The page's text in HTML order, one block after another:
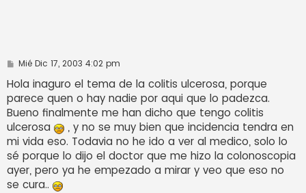
M
n
s
a
e
Mié Dic 17, 2003 4:02 pm
Hola inaguro el tema de la colitis ulcerosa, porque
parece quen o hay nadie por aqui que lo padezca.
Bueno finalmente me han dicho que tengo colitis
ulcerosa
, y no se muy bien que incidencia tendra en
mi vida eso. Todavia no he ido a ver al medico, solo lo
sé porque lo dijo el doctor que me hizo la colonoscopia
ayer, pero ya he empezado a mirar y veo que eso no
se cura..